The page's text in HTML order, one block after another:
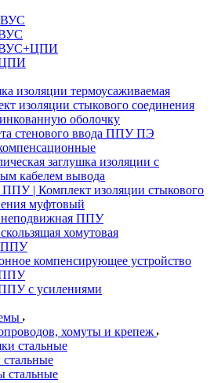
ВУС
ВУС+ЦПИ
ЦПИ
изоляции термоусаживаемая
изоляции стыкового соединения
оболочку
стенового ввода ППУ ПЭ
заглушка изоляции с
кабелем вывода
| Комплект изоляции стыкового
муфтовый
ППУ
хомутовая
ППУ
компенсирующее устройство
ППУ
с усилениями
хомуты и крепеж
стальные
стальные